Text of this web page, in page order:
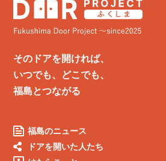
そのドアを開ければ、
いつでも、どこでも、
福島とつながる
福島のニュース
ドアを開いた人たち